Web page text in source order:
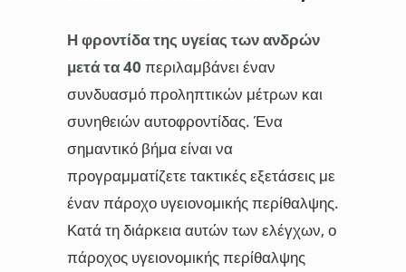
Η φροντίδα της υγείας των ανδρών
μετά τα 40 περιλαμβάνει έναν
συνδυασμό προληπτικών μέτρων και
συνηθειών αυτοφροντίδας. Ένα
σημαντικό βήμα είναι να
προγραμματίζετε τακτικές εξετάσεις με
έναν πάροχο υγειονομικής περίθαλψης.
Κατά τη διάρκεια αυτών των ελέγχων, ο
πάροχος υγειονομικής περίθαλψης